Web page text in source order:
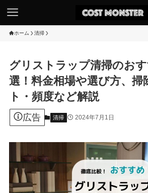
ホーム 清掃
グリストラップ清掃のお
選！料金相場や選び方、掃
ト・頻度など解説
広告 清掃 2024年7月1日